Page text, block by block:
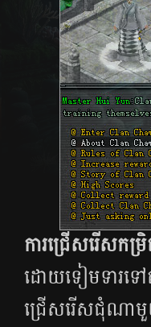
ការជ្រើសរើសកម្
ដោយទៀមទារទៅ
ជ្រើសរើសជុំណាមួ